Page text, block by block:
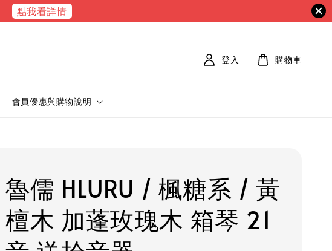
點我看詳情
會員優惠與購物說明
登入 購物車
魯儒 HLURU / 楓糖系 / 黃
檀木 加蓬玫瑰木 箱琴 21